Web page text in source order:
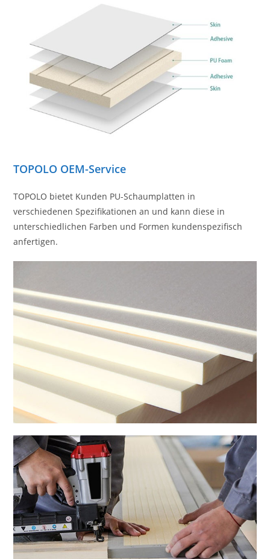
TOPOLO OEM-Service
TOPOLO bietet Kunden PU-Schaumplatten in
verschiedenen Spezifikationen an und kann diese in
unterschiedlichen Farben und Formen kundenspezifisch
anfertigen.